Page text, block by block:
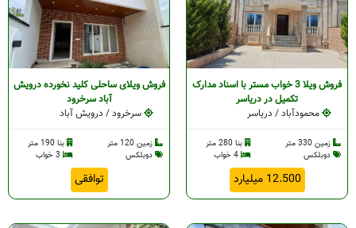
فروش ویلا 3 خواب مستر با اسناد مدارک
تکمیل در دریاسر
محمودآباد / دریاسر
زمین 330 متر
بنا 280 متر
دوبلکس
12.500 میلیارد
فروش ویلای ساحلی کلید نخورده درویش
آباد سرخرود
سرخرود / درویش آباد
زمین 120 متر
بنا 190 متر
دوبلکس
توافقی